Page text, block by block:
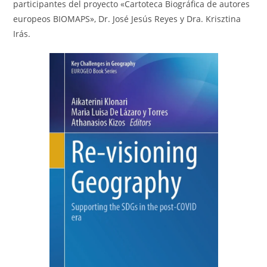
participantes del proyecto «Cartoteca Biográfica de autores
europeos BIOMAPS», Dr. José Jesús Reyes y Dra. Krisztina
Irás.